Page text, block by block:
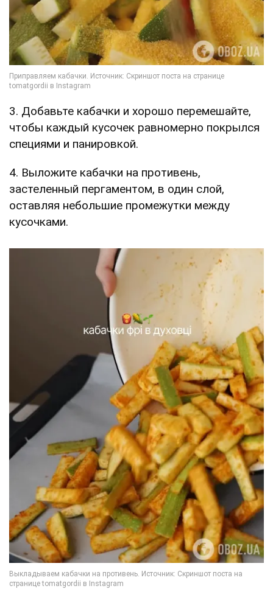
3. Добавьте кабачки и хорошо перемешайте,
чтобы каждый кусочек равномерно покрылся
специями и панировкой.
4. Выложите кабачки на противень,
застеленный пергаментом, в один слой,
оставляя небольшие промежутки между
кусочками.